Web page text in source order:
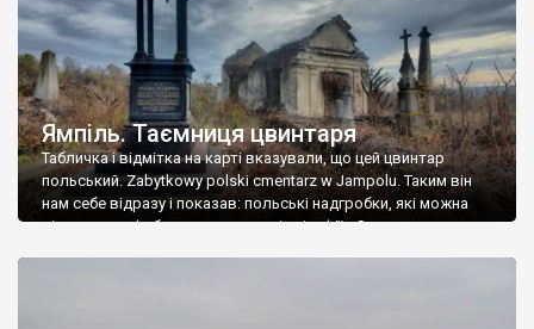
Ямпіль. Таємниця цвинтаря
Табличка і відмітка на карті вказували, що цей цвинтар
польський. Zabytkowy polski cmentarz w Jampolu. Таким він
нам себе відразу і показав: польські надгробки, які можна
віднести до фабричних, польські епітафії… Загалом цвинтар